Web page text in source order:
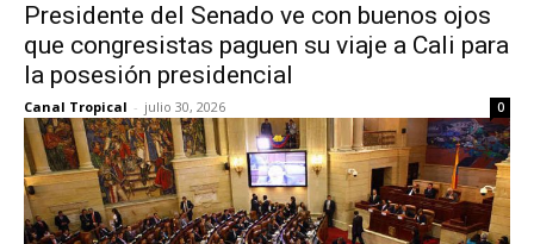
Presidente del Senado ve con buenos ojos
que congresistas paguen su viaje a Cali para
la posesión presidencial
Canal Tropical - julio 30, 2026 0